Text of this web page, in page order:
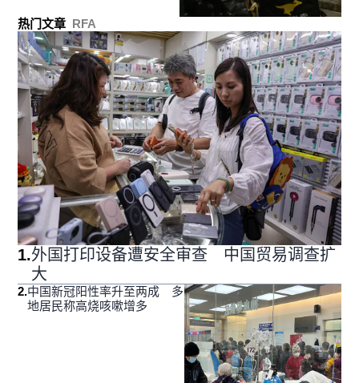
热门文章 RFA
1.外国打印设备遭安全审查 中国贸易调查扩
大
2.中国新冠阳性率升至两成 多
地居民称高烧咳嗽增多